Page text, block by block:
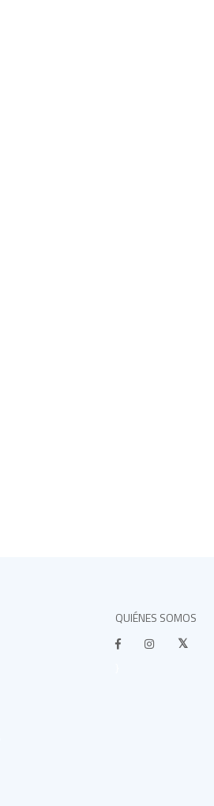
QUIÉNES SOMOS